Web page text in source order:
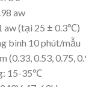
aw
aw (tại 25 ± 0.3℃)
bình 10 phút/mẫu
(0.33, 0.53, 0.75,
15-35℃